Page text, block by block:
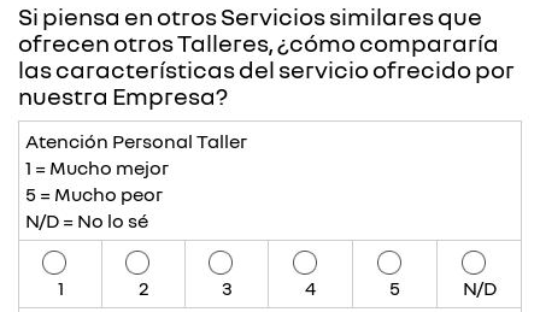
Si piensa en otros Servicios similares que
ofrecen otros Talleres, ¿cómo compararía
las características del servicio ofrecido por
nuestra Empresa?
Atención Personal Taller
1 = Mucho mejor
5 = Mucho peor
N/D = No lo sé
1 2 3 4 5
N/D